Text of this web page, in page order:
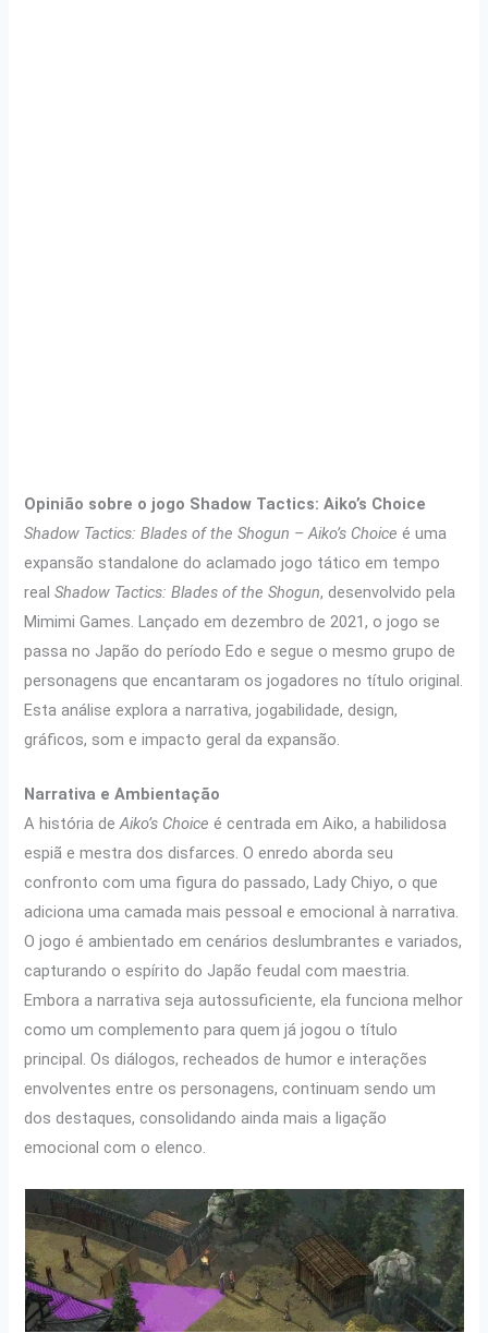
Opinião sobre o jogo Shadow Tactics: Aiko’s Choice
Shadow Tactics: Blades of the Shogun – Aiko’s Choice é uma
expansão standalone do aclamado jogo tático em tempo
realShadow Tactics: Blades of the Shogun, desenvolvido pela
Mimimi Games. Lançado em dezembro de 2021, o jogo se
passa no Japão do período Edo e segue o mesmo grupo de
personagens que encantaram os jogadores no título original.
Esta análise explora a narrativa, jogabilidade, design,
gráficos, som e impacto geral da expansão.
Narrativa e Ambientação
A história deAiko’s Choice é centrada em Aiko, a habilidosa
espiã e mestra dos disfarces. O enredo aborda seu
confronto com uma figura do passado, Lady Chiyo, o que
adiciona uma camada mais pessoal e emocional à narrativa.
O jogo é ambientado em cenários deslumbrantes e variados,
capturando o espírito do Japão feudal com maestria.
Embora a narrativa seja autossuficiente, ela funciona melhor
como um complemento para quem já jogou o título
principal. Os diálogos, recheados de humor e interações
envolventes entre os personagens, continuam sendo um
dos destaques, consolidando ainda mais a ligação
emocional com o elenco.